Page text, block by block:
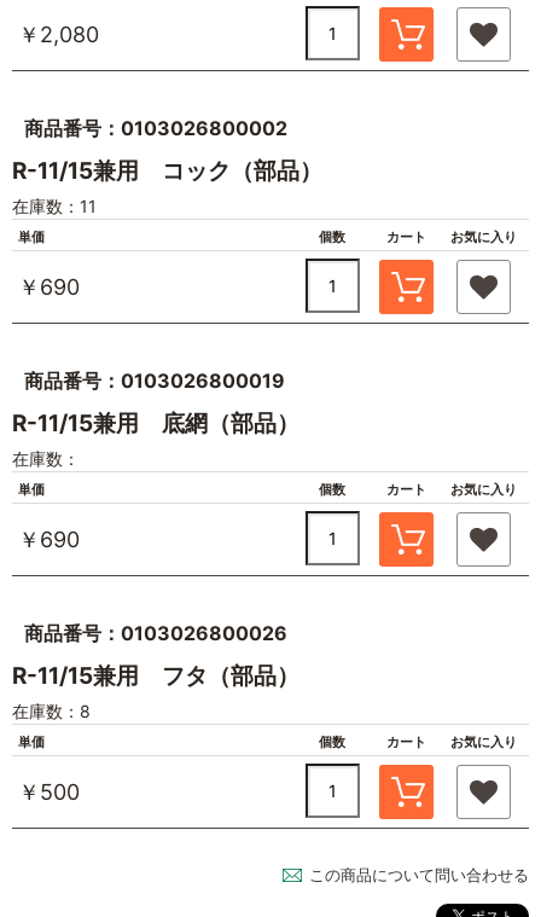
￥2,080
商品番号：0103026800002
R-11/15兼用 コック（部品）
在庫数：11
単価 個数 カート お気に入り
￥690
商品番号：0103026800019
R-11/15兼用 底網（部品）
在庫数：
単価 個数 カート お気に入り
￥690
商品番号：0103026800026
R-11/15兼用 フタ（部品）
在庫数：8
単価 個数 カート お気に入り
￥500
この商品について問い合わせる